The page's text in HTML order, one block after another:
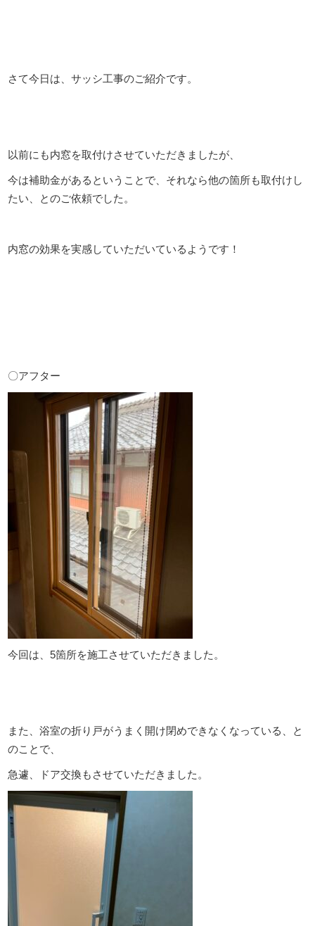
さて今日は、サッシ工事のご紹介です。
以前にも内窓を取付けさせていただきましたが、
今は補助金があるということで、それなら他の箇所も取付けし
たい、とのご依頼でした。
内窓の効果を実感していただいているようです！
〇アフター
今回は、5箇所を施工させていただきました。
また、浴室の折り戸がうまく開け閉めできなくなっている、と
のことで、
急遽、ドア交換もさせていただきました。